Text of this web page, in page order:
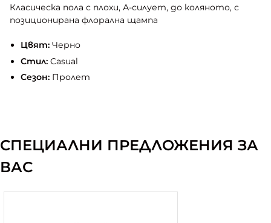
Класическа пола с плохи, А-силует, до коляното, с
позиционирана флорална щампа
Цвят:Черно
Стил:Casual
Сезон:Пролет
СПЕЦИАЛНИ ПРЕДЛОЖЕНИЯ ЗА
ВАС